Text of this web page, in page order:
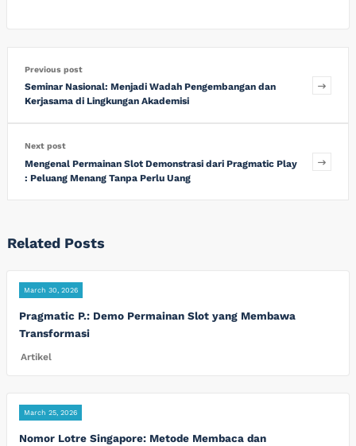
Previous post
Seminar Nasional: Menjadi Wadah Pengembangan dan
Kerjasama di Lingkungan Akademisi
Next post
Mengenal Permainan Slot Demonstrasi dari Pragmatic Play
: Peluang Menang Tanpa Perlu Uang
Related Posts
March 30, 2026
Pragmatic P.: Demo Permainan Slot yang Membawa
Transformasi
Artikel
March 25, 2026
Nomor Lotre Singapore: Metode Membaca dan